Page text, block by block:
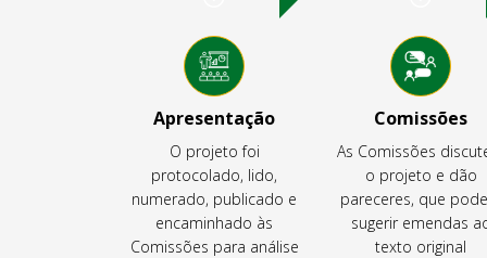
Apresentação
O projeto foi
protocolado, lido,
numerado, publicado e
encaminhado às
Comissões para análise
Comissões
As Comissões
o projeto e dão
pareceres, que
sugerir emendas
texto original